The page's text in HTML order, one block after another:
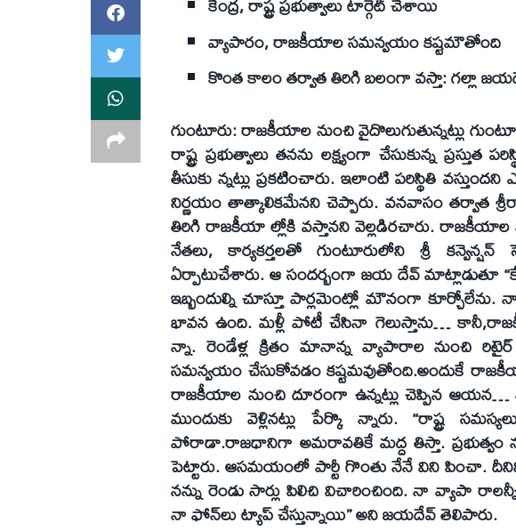
వ్యాపారం, రాజకీయాల సమన్వయం కష్టమౌతోంది
కొంత కాలం తర్వాత తిరిగి బలంగా వస్తా: గల్లా
గుంటూరు: రాజకీయాల నుంచి వైదొలుగుతున్నట్లు
రాష్ట్ర ప్రభుత్వాలు తనను లక్ష్యంగా చేసుకున్న
తీసుకు న్నట్లు ప్రకటించారు. ఇలాంటి పరిస్థితి
నిర్ణయం తాత్కాలికమేనని చెప్పారు. వనవాసం తర్వాత
తిరిగి రాజకీయా ల్లోకి వస్తానని వెల్లడిరచారు. రాజకీయాల
నేతలు, కార్యకర్తలతో గుంటూరులోని శ్రీ
ఏర్పాటుచేశారు. ఆ సందర్బంగా జయ దేవ్‌ మాట్లాడుతూ
ఇబ్బందుల్ని చూస్తూ పార్లమెంట్లో మౌనంగా కూర్చోలేను.
భావన ఉంది. మళ్లీ పోటీ చేసినా గెలుస్తాను…
న్నా. రెండేళ్ల క్రితం మానాన్న వ్యాపారాల నుంచి
సమన్వయం చేసుకోవడం కష్టమవుతోంది.అందుకే
రాజకీయాల నుంచి దూరంగా ఉన్నట్లు చెప్పిన ఆయన…
ముందుకు వెళ్లినట్లు పేర్కొ న్నారు. ‘‘రాష్ట్ర
పోరాడా.రాజధానిగా అమరావతికే మద్ద తిస్తా. ప్రభుత్వం
పెట్టారు. ఆసమయంలో పార్టీ గొంతు నేనే విని పించా.
నన్ను రెండు సార్లు పిలిచి విచారించింది. నా వ్యాపా
నా ఫోన్‌లు ట్యాప్‌ చేస్తున్నాయి’’ అని జయదేవ్‌ తెలిపారు.